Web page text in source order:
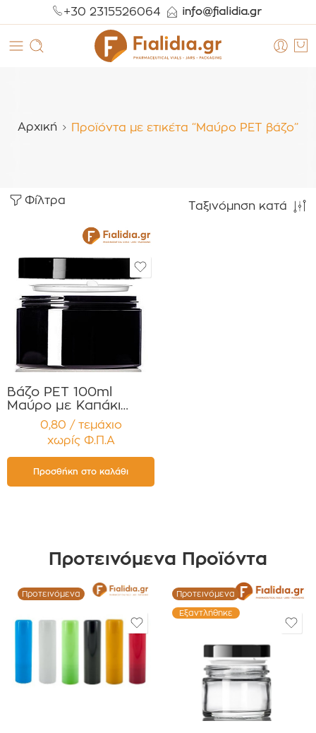
+30 2315526064
Αρχική Προϊόντα με ετικέτα “Μαύρο PET βάζο”
Φίλτρα Ταξινόμηση κατά
Βάζο PET 100ml
Μαύρο με Καπάκι
Μαύρο Γυαλιστερό
Παρέμβυσμα
Συσκευασία 12τεμ
0,80 / τεμάχιο
χωρίς Φ.Π.Α
Προσθήκη στο καλάθι
Προτεινόμενα Προϊόντα
Προτεινόμενα Προτεινόμενα
Εξαντλήθηκε